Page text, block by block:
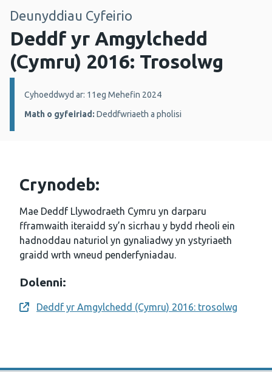
Deunyddiau Cyfeirio
Deddf yr Amgylchedd
(Cymru) 2016: Trosolwg
Manylion:
Cyhoeddwyd ar: 11eg Mehefin 2024
Math o gyfeiriad: Deddfwriaeth a pholisi
Crynodeb:
Mae Deddf Llywodraeth Cymru yn darparu
fframwaith iteraidd sy’n sicrhau y bydd rheoli ein
hadnoddau naturiol yn gynaliadwy yn ystyriaeth
graidd wrth wneud penderfyniadau.
Dolenni:
Opens a new window
Deddf yr Amgylchedd (Cymru) 2016: trosolwg